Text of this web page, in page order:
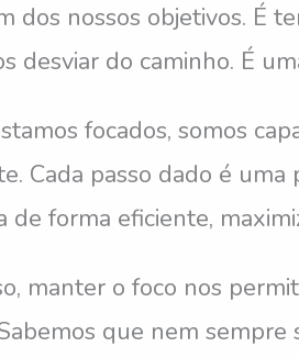
dos nossos objetivos. É
desviar do caminho. É
focados, somos
Cada passo dado é
de forma eficiente,
manter o foco nos
que nem